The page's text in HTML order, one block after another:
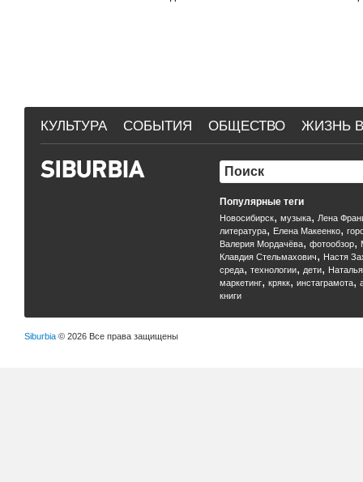
КУЛЬТУРА СОБЫТИЯ ОБЩЕСТВО ЖИЗНЬ
Популярные теги
Новосибирск, музыка, Лена
литература, Елена Макеенко,
Валерия Мордачёва, фотообзор,
Клавдия Стельмахович, Настя
среда, технологии, дети,
маркетинг, крякк, инстаграмота,
книги
Siburbia © 2026 Все права защищены